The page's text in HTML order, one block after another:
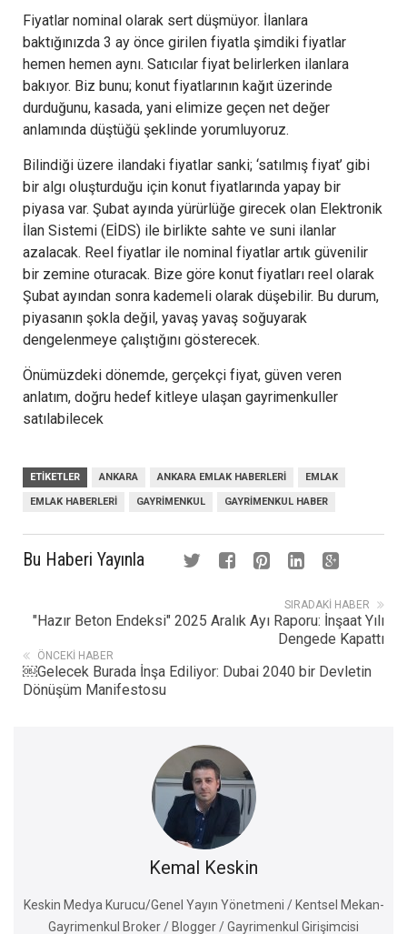
Fiyatlar nominal olarak sert düşmüyor. İlanlara
baktığınızda 3 ay önce girilen fiyatla şimdiki fiyatlar
hemen hemen aynı. Satıcılar fiyat belirlerken ilanlara
bakıyor. Biz bunu; konut fiyatlarının kağıt üzerinde
durduğunu, kasada, yani elimize geçen net değer
anlamında düştüğü şeklinde yorumluyoruz.
Bilindiği üzere ilandaki fiyatlar sanki; ‘satılmış fiyat’ gibi
bir algı oluşturduğu için konut fiyatlarında yapay bir
piyasa var. Şubat ayında yürürlüğe girecek olan Elektronik
İlan Sistemi (EİDS) ile birlikte sahte ve suni ilanlar
azalacak. Reel fiyatlar ile nominal fiyatlar artık güvenilir
bir zemine oturacak. Bize göre konut fiyatları reel olarak
Şubat ayından sonra kademeli olarak düşebilir. Bu durum,
piyasanın şokla değil, yavaş yavaş soğuyarak
dengelenmeye çalıştığını gösterecek.
Önümüzdeki dönemde, gerçekçi fiyat, güven veren
anlatım, doğru hedef kitleye ulaşan gayrimenkuller
satılabilecek
ETIKETLER ANKARA ANKARA EMLAK HABERLERI EMLAK
EMLAK HABERLERI GAYRIMENKUL GAYRIMENKUL HABER
Bu Haberi Yayınla
SIRADAKI HABER
"Hazır Beton Endeksi" 2025 Aralık Ayı Raporu: İnşaat Yılı
Dengede Kapattı
ÖNCEKI HABER
￼Gelecek Burada İnşa Ediliyor: Dubai 2040 bir Devletin
Dönüşüm Manifestosu
Kemal Keskin
Keskin Medya Kurucu/Genel Yayın Yönetmeni / Kentsel Mekan-
Gayrimenkul Broker / Blogger / Gayrimenkul Girişimcisi